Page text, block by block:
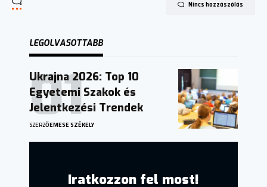
Nincs hozzászólás
LEGOLVASOTTABB
Ukrajna 2026: Top 10
Egyetemi Szakok és
Jelentkezési Trendek
SZERZŐEMESE SZÉKELY
Iratkozzon fel most!